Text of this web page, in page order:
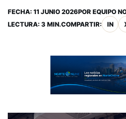
FECHA: 11 JUNIO 2026POR EQUIPO
LECTURA: 3 MIN.COMPARTIR: IN